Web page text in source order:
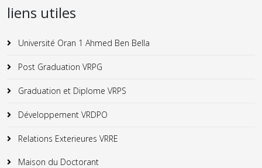
liens utiles
Université Oran 1 Ahmed Ben Bella
Post Graduation VRPG
Graduation et Diplome VRPS
Développement VRDPO
Relations Exterieures VRRE
Maison du Doctorant